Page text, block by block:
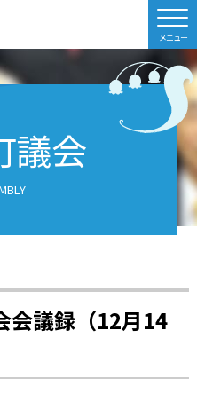
議会
会議録（12月14